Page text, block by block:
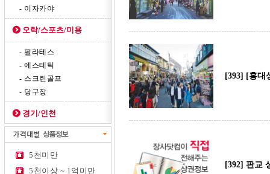
- 이자카야
오락/스포츠/미용
- 필라테스
- 에스테틱
- 스크린골프
- 당구장
경기/인천
5천미만
5천이상 ~ 1억미만
[393] [홍대
[392] 판교